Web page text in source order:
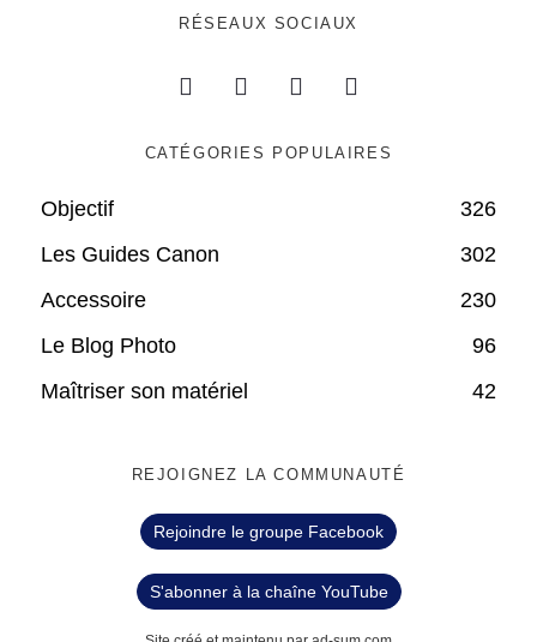
RÉSEAUX SOCIAUX
CATÉGORIES POPULAIRES
Objectif
326
Les Guides Canon
302
Accessoire
230
Le Blog Photo
96
Maîtriser son matériel
42
REJOIGNEZ LA COMMUNAUTÉ
Rejoindre le groupe Facebook
S'abonner à la chaîne YouTube